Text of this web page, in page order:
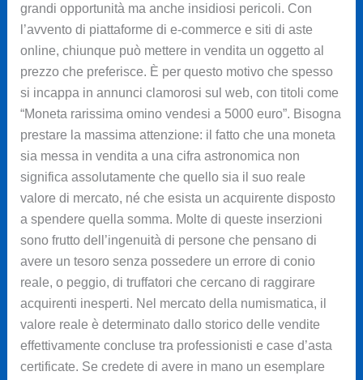
grandi opportunità ma anche insidiosi pericoli. Con
l’avvento di piattaforme di e-commerce e siti di aste
online, chiunque può mettere in vendita un oggetto al
prezzo che preferisce. È per questo motivo che spesso
si incappa in annunci clamorosi sul web, con titoli come
“Moneta rarissima omino vendesi a 5000 euro”. Bisogna
prestare la massima attenzione: il fatto che una moneta
sia messa in vendita a una cifra astronomica non
significa assolutamente che quello sia il suo reale
valore di mercato, né che esista un acquirente disposto
a spendere quella somma. Molte di queste inserzioni
sono frutto dell’ingenuità di persone che pensano di
avere un tesoro senza possedere un errore di conio
reale, o peggio, di truffatori che cercano di raggirare
acquirenti inesperti. Nel mercato della numismatica, il
valore reale è determinato dallo storico delle vendite
effettivamente concluse tra professionisti e case d’asta
certificate. Se credete di avere in mano un esemplare